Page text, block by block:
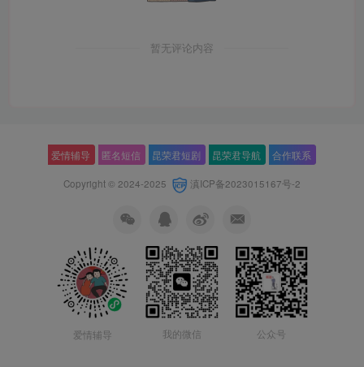
暂无评论内容
爱情辅导 匿名短信 昆荣君短剧 昆荣君导航 合作联系
Copyright © 2024-2025 滇ICP备2023015167号-2
爱情辅导 我的微信 公众号